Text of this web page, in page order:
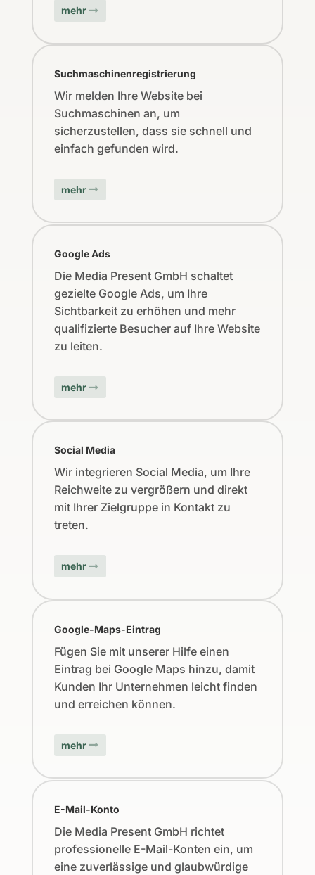
mehr
Suchmaschinenregistrierung
Wir melden Ihre Website bei
Suchmaschinen an, um
sicherzustellen, dass sie schnell und
einfach gefunden wird.
mehr
Google Ads
Die Media Present GmbH schaltet
gezielte Google Ads, um Ihre
Sichtbarkeit zu erhöhen und mehr
qualifizierte Besucher auf Ihre Website
zu leiten.
mehr
Social Media
Wir integrieren Social Media, um Ihre
Reichweite zu vergrößern und direkt
mit Ihrer Zielgruppe in Kontakt zu
treten.
mehr
Google-Maps-Eintrag
Fügen Sie mit unserer Hilfe einen
Eintrag bei Google Maps hinzu, damit
Kunden Ihr Unternehmen leicht finden
und erreichen können.
mehr
E-Mail-Konto
Die Media Present GmbH richtet
professionelle E-Mail-Konten ein, um
eine zuverlässige und glaubwürdige